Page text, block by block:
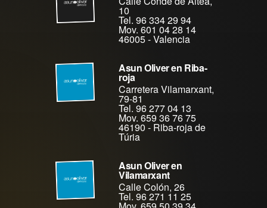
10
Tel. 96 334 29 94
Mov. 601 04 28 14
46005-Valencia
Asun Oliver en Riba-
roja
Carretera Vilamarxant,
79-81
Tel. 96 277 04 13
Mov. 659 36 76 75
46190 - Riba-roja de
Túria
Asun Oliver en
Vilamarxant
Calle Colón, 26
Tel. 96 271 11 25